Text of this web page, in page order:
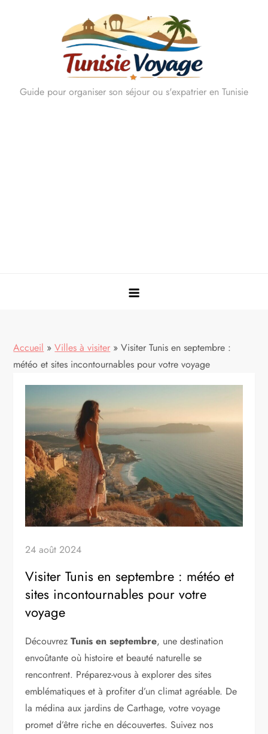
Guide pour organiser son séjour ou s'expatrier en Tunisie
Accueil » Villes à visiter » Visiter Tunis en septembre :
météo et sites incontournables pour votre voyage
24 août 2024
Visiter Tunis en septembre : météo et
sites incontournables pour votre
voyage
DécouvrezTunis en septembre, une destination
envoûtante où histoire et beauté naturelle se
rencontrent. Préparez-vous à explorer des sites
emblématiques et à profiter d’un climat agréable. De
la médina aux jardins de Carthage, votre voyage
promet d’être riche en découvertes. Suivez nos